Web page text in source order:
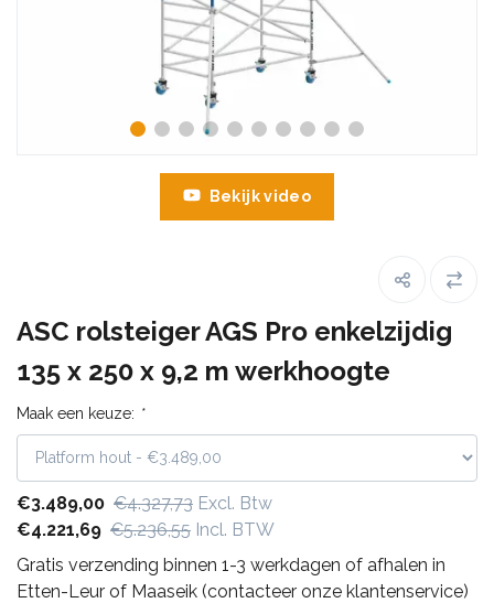
Bekijk video
ASC rolsteiger AGS Pro enkelzijdig
135 x 250 x 9,2 m werkhoogte
Maak een keuze: *
€3.489,00 €4.327,73 Excl. Btw
€4.221,69 €5.236,55 Incl. BTW
Gratis verzending binnen 1-3 werkdagen of afhalen in
Etten-Leur of Maaseik (contacteer onze klantenservice)